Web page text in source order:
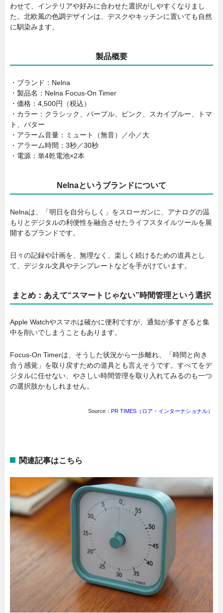
わせて、インテリアや好みに合わせた選択がしやすくなりまし
た。北欧風の色調デザインは、デスクやキッチンに置いても自然
に馴染みます。
製品概要
・ブランド：Nelna
・製品名：Nelna Focus-On Timer
・価格：4,500円（税込）
・カラー：クラシック、パープル、ピンク、スカイブルー、トマ
ト、バター
・アラーム音量：ミュート（無音）／小／大
・アラーム時間：3秒／30秒
・電源：単4乾電池×2本
Nelnaというブランドについて
Nelnaは、「明日を自分らしく」をスローガンに、アナログの温
もりとデジタルの利便性を融合させたライフスタイルツールを展
開するブランドです。
日々の記録や計画を、無理なく、楽しく続けるための道具とし
て、デジタル文具やテンプレートなどを手がけています。
まとめ：あえて“スマートじゃない”時間管理という選択
Apple Watchやスマホは確かに便利ですが、通知が多すぎると集
中を削いでしまうこともあります。
Focus-On Timerは、そうした状況から一歩離れ、「時間と向き
合う感覚」を取り戻すための道具とも言えそうです。すべてをデ
ジタルに任せない、やさしい時間管理を取り入れてみるのも一つ
の選択肢かもしれません。
Source： PR TIMES（ロア・インターナショナル）
関連記事はこちら